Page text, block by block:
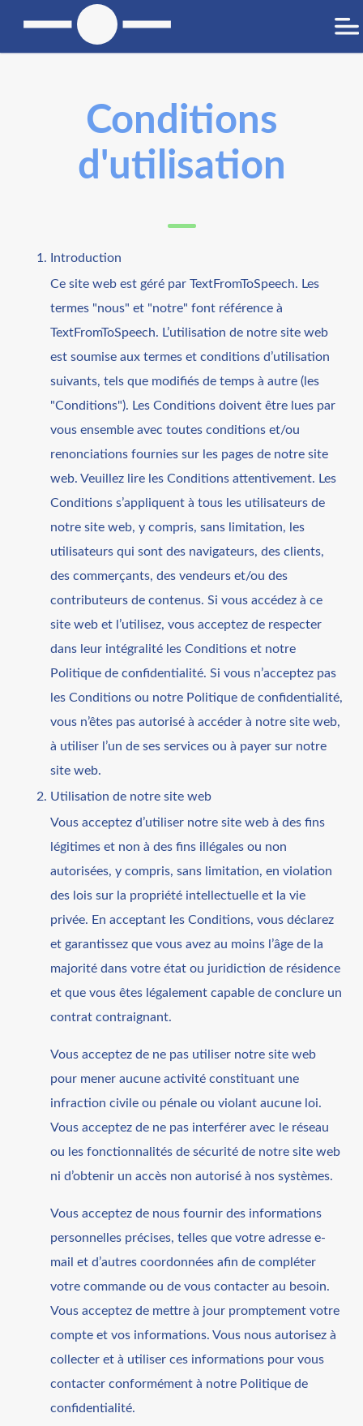
Conditions
d'utilisation
Introduction
Ce site web est géré par TextFromToSpeech. Les
termes "nous" et "notre" font référence à
TextFromToSpeech. L’utilisation de notre site web
est soumise aux termes et conditions d’utilisation
suivants, tels que modifiés de temps à autre (les
"Conditions"). Les Conditions doivent être lues par
vous ensemble avec toutes conditions et/ou
renonciations fournies sur les pages de notre site
web. Veuillez lire les Conditions attentivement. Les
Conditions s’appliquent à tous les utilisateurs de
notre site web, y compris, sans limitation, les
utilisateurs qui sont des navigateurs, des clients,
des commerçants, des vendeurs et/ou des
contributeurs de contenus. Si vous accédez à ce
site web et l’utilisez, vous acceptez de respecter
dans leur intégralité les Conditions et notre
Politique de confidentialité. Si vous n’acceptez pas
les Conditions ou notre Politique de confidentialité,
vous n’êtes pas autorisé à accéder à notre site web,
à utiliser l’un de ses services ou à payer sur notre
site web.
Utilisation de notre site web
Vous acceptez d’utiliser notre site web à des fins
légitimes et non à des fins illégales ou non
autorisées, y compris, sans limitation, en violation
des lois sur la propriété intellectuelle et la vie
privée. En acceptant les Conditions, vous déclarez
et garantissez que vous avez au moins l’âge de la
majorité dans votre état ou juridiction de résidence
et que vous êtes légalement capable de conclure un
contrat contraignant.
Vous acceptez de ne pas utiliser notre site web
pour mener aucune activité constituant une
infraction civile ou pénale ou violant aucune loi.
Vous acceptez de ne pas interférer avec le réseau
ou les fonctionnalités de sécurité de notre site web
ni d’obtenir un accès non autorisé à nos systèmes.
Vous acceptez de nous fournir des informations
personnelles précises, telles que votre adresse e-
mail et d’autres coordonnées afin de compléter
votre commande ou de vous contacter au besoin.
Vous acceptez de mettre à jour promptement votre
compte et vos informations. Vous nous autorisez à
collecter et à utiliser ces informations pour vous
contacter conformément à notre Politique de
confidentialité.